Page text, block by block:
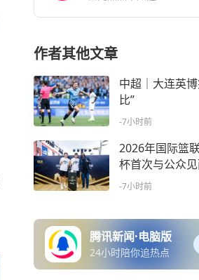
作者其他文章
中超｜大连英
比”
-7小时前
2026年国际篮
杯首次与公众
-7小时前
腾讯新闻·电脑版
24小时陪你追热点